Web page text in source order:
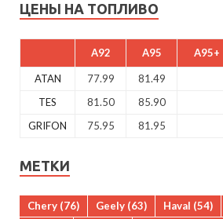
ЦЕНЫ НА ТОПЛИВО
A92 A95 A95+
ATAN 77.99 81.49
TES
81.50 85.90
GRIFON
75.95 81.95
МЕТКИ
Chery (76) Geely (63) Haval (54)